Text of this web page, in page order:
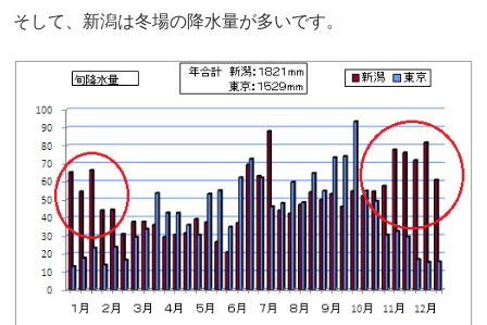
そして、新潟は冬場の降水量が多いです。